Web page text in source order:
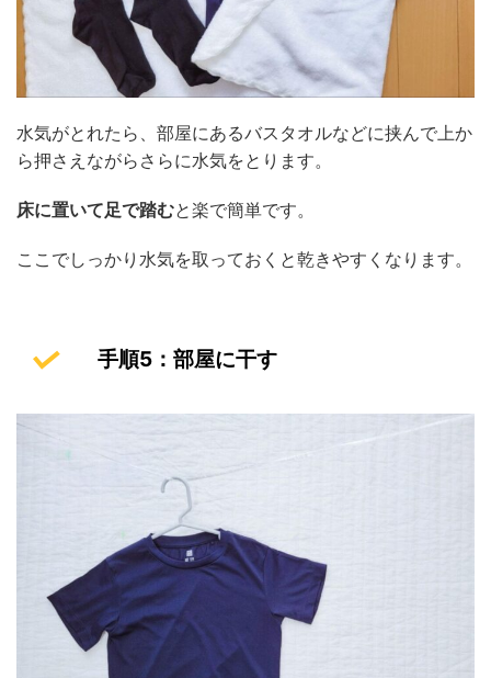
水気がとれたら、部屋にあるバスタオルなどに挟んで上か
ら押さえながらさらに水気をとります。
床に置いて足で踏むと楽で簡単です。
ここでしっかり水気を取っておくと乾きやすくなります。
手順5：部屋に干す